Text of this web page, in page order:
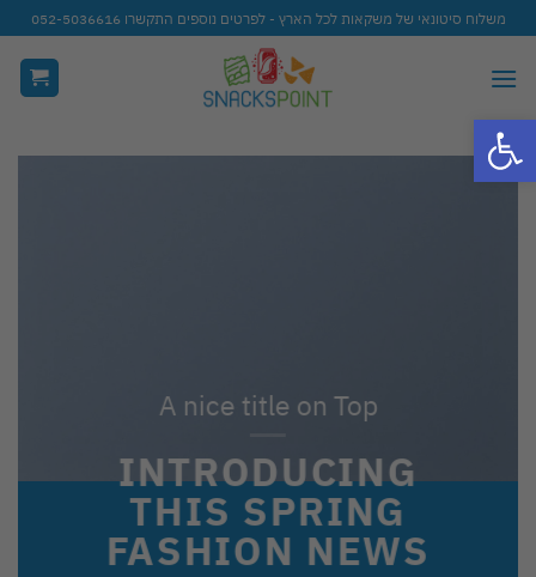
פתח סרגל נגישות
Skip
to
content
משלוח סיטונאי של משקאות לכל הארץ - לפרטים נוספים התקשרו 052-5036616
A nice title on Top
INTRODUCING
THIS SPRING
FASHION NEWS